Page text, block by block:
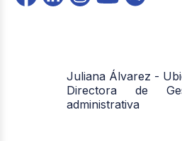
Juliana Álvarez -
Directora de
administrativa